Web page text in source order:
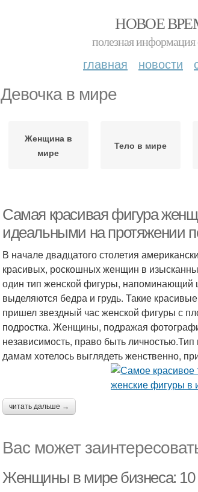
НОВОЕ
полезная информация
главная новости
Девочка в мире
Женщина в
мире
Тело в мире
Самая красивая фигура
идеальными на протяжении
В начале двадцатого столетия
красивых, роскошных женщин в
один тип женской фигуры, напоминающий
выделяются бедра и грудь. Такие
пришел звездный час женской фигуры с
подростка. Женщины, подражая
независимость, право быть
дамам хотелось выглядеть женственно,
читать дальше →
Вас может
Женщины в мире бизнеса: 10